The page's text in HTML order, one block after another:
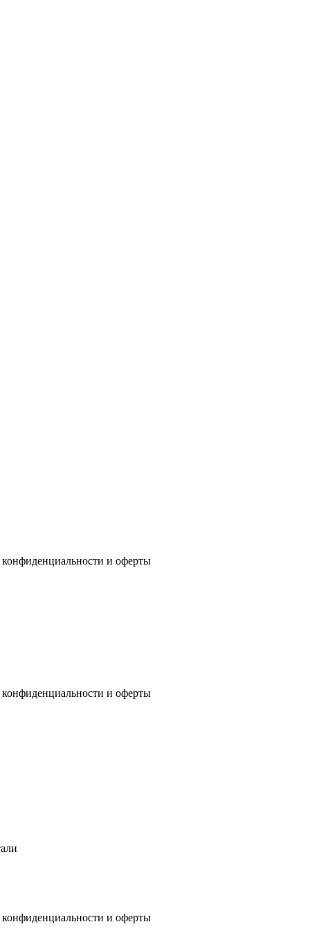
и оферты
и оферты
и оферты